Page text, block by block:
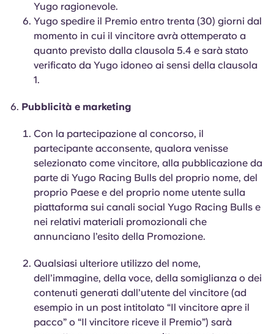
Yugo ragionevole.
Yugo spedire il Premio entro trenta (30) giorni dal
momento in cui il vincitore avrà ottemperato a
quanto previsto dalla clausola 5.4 e sarà stato
verificato da Yugo idoneo ai sensi della clausola
1.
Pubblicità e marketing
Con la partecipazione al concorso, il
partecipante acconsente, qualora venisse
selezionato come vincitore, alla pubblicazione da
parte di Yugo Racing Bulls del proprio nome, del
proprio Paese e del proprio nome utente sulla
piattaforma sui canali social Yugo Racing Bulls e
nei relativi materiali promozionali che
annunciano l’esito della Promozione.
Qualsiasi ulteriore utilizzo del nome,
dell’immagine, della voce, della somiglianza o dei
contenuti generati dall’utente del vincitore (ad
esempio in un post intitolato “Il vincitore apre il
pacco” o “Il vincitore riceve il Premio”) sarà